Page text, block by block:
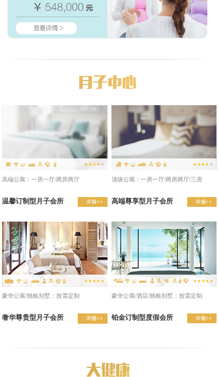
高端公寓：一房一厅/两房两厅
温馨订制型月子会所
顶级公寓：一房一厅/两房两厅/三房
高端尊享型月子会所
豪华公寓/独栋别墅：按需定制
奢华尊贵型月子会所
豪华公寓/酒店/独栋别墅：按需定制
铂金订制型度假会所